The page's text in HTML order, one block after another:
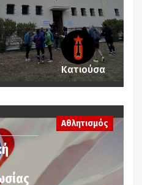
Κατιούσα
Αθλητισμός